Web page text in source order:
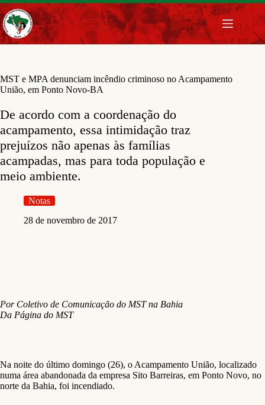
Pular
para
o
conteúdo
MST e MPA denunciam incêndio criminoso no Acampamento
União, em Ponto Novo-BA
De acordo com a coordenação do
acampamento, essa intimidação traz
prejuízos não apenas às famílias
acampadas, mas para toda população e
meio ambiente.
Notas
28 de novembro de 2017
Por Coletivo de Comunicação do MST na Bahia
Da Página do MST
Na noite do último domingo (26), o Acampamento União, localizado
numa área abandonada da empresa Sito Barreiras, em Ponto Novo, no
norte da Bahia, foi incendiado.